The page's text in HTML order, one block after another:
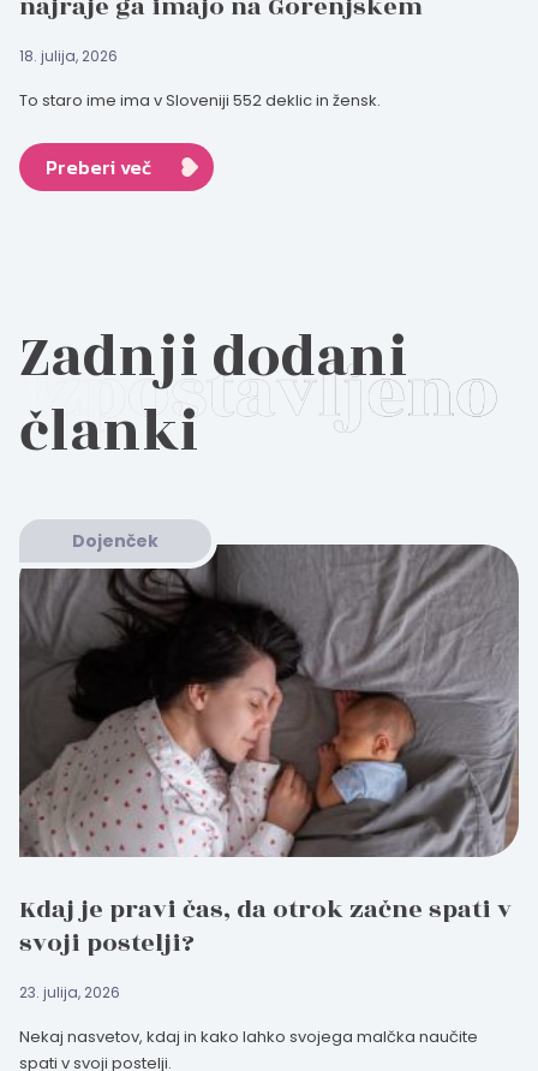
18. julija, 2026
To staro ime ima v Sloveniji 552 deklic in žensk.
Preberi več
Zadnji dodani
članki
Dojenček
Kdaj je pravi čas, da otrok začne spati v
svoji postelji?
23. julija, 2026
Nekaj nasvetov, kdaj in kako lahko svojega malčka naučite
spati v svoji postelji.